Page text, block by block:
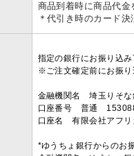
商品到着時に商品代金
＊代引き時のカード決
指定の銀行にお振り込
※ご注文確定前にお振り
金融機関名 埼玉りそ
口座番号 普通
口座名 有限会社アフリ
*ゆうちょ銀行からのお